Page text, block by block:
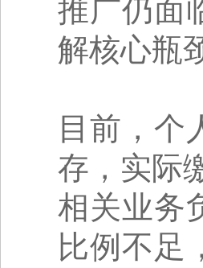
推广仍面
解核心瓶
目前，个
存，实际
相关业务
比例不足